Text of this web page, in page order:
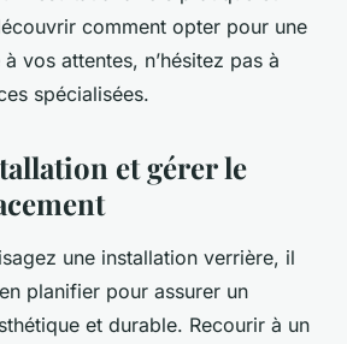
comment opter pour une
vos attentes, n’hésitez pas à
spécialisées.
et gérer le
une installation verrière, il
planifier pour assurer un
et durable. Recourir à un